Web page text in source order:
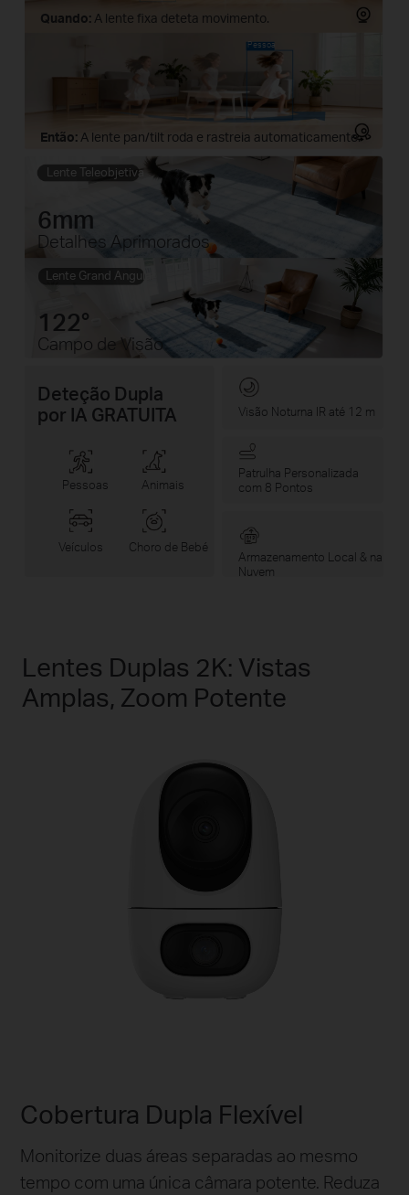
Lente Teleobjetiva
Lente Grand Angular
6mm
Detalhes Aprimorados
122°
Campo de Visão
Deteção Dupla
por IA GRATUITA
Pessoas Animais
Veículos Choro de Bebé
Pessoa
Quando: A lente fixa deteta movimento.
Então: A lente pan/tilt roda e rastreia automaticamente.
Visão Noturna IR até 12 m
Patrulha Personalizada
com 8 Pontos
Armazenamento Local & na
Nuvem
Lentes Duplas 2K: Vistas
Amplas, Zoom Potente
Cobertura Dupla Flexível
Monitorize duas áreas separadas ao mesmo
tempo com uma única câmara potente. Reduza